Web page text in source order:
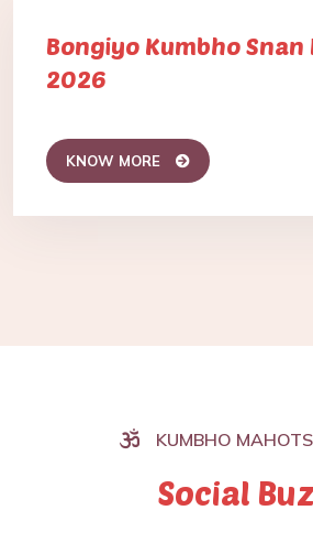
Bongiyo Kumbho
2026
KNOW MORE
KUMBHO
Social